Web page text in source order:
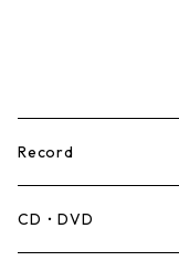
Record
Mento,Calypso,Ballad
CD・DVD